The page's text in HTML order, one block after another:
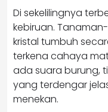
Di sekelilingnya
kebiruan.
kristal tumbuh
terkena cahaya
ada suara burung,
yang terdengar
menekan.